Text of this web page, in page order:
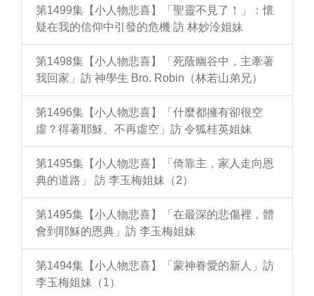
第1499集【小人物悲喜】「聖靈不見了！」：懷
疑在我的信仰中引發的危機 訪 林妙泠姐妹
第1498集【小人物悲喜】「死蔭幽谷中，主牽著
我回家」訪 神學生 Bro. Robin（林若山弟兄）
第1496集【小人物悲喜】「什麼都擁有卻很空
虛？得著耶穌、不再虛空」訪 令狐桂英姐妹
第1495集【小人物悲喜】「倚靠主，家人走向恩
典的道路」 訪 李玉梅姐妹（2）
第1495集【小人物悲喜】「在最深的悲傷裡，體
會到耶穌的恩典」訪 李玉梅姐妹
第1494集【小人物悲喜】「蒙神眷愛的新人」訪
李玉梅姐妹（1）